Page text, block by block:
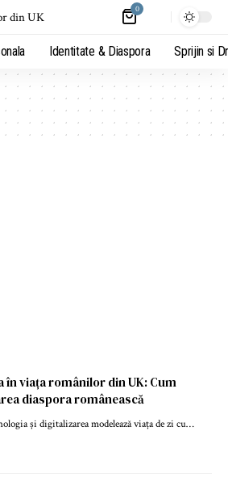
0
Identitate & Diaspora Sprijin si
în viața românilor din UK: Cum
diaspora românească
și digitalizarea modelează viața de zi cu…